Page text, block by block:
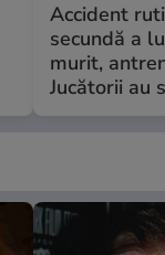
Accident
secundă a
murit,
Jucătorii au